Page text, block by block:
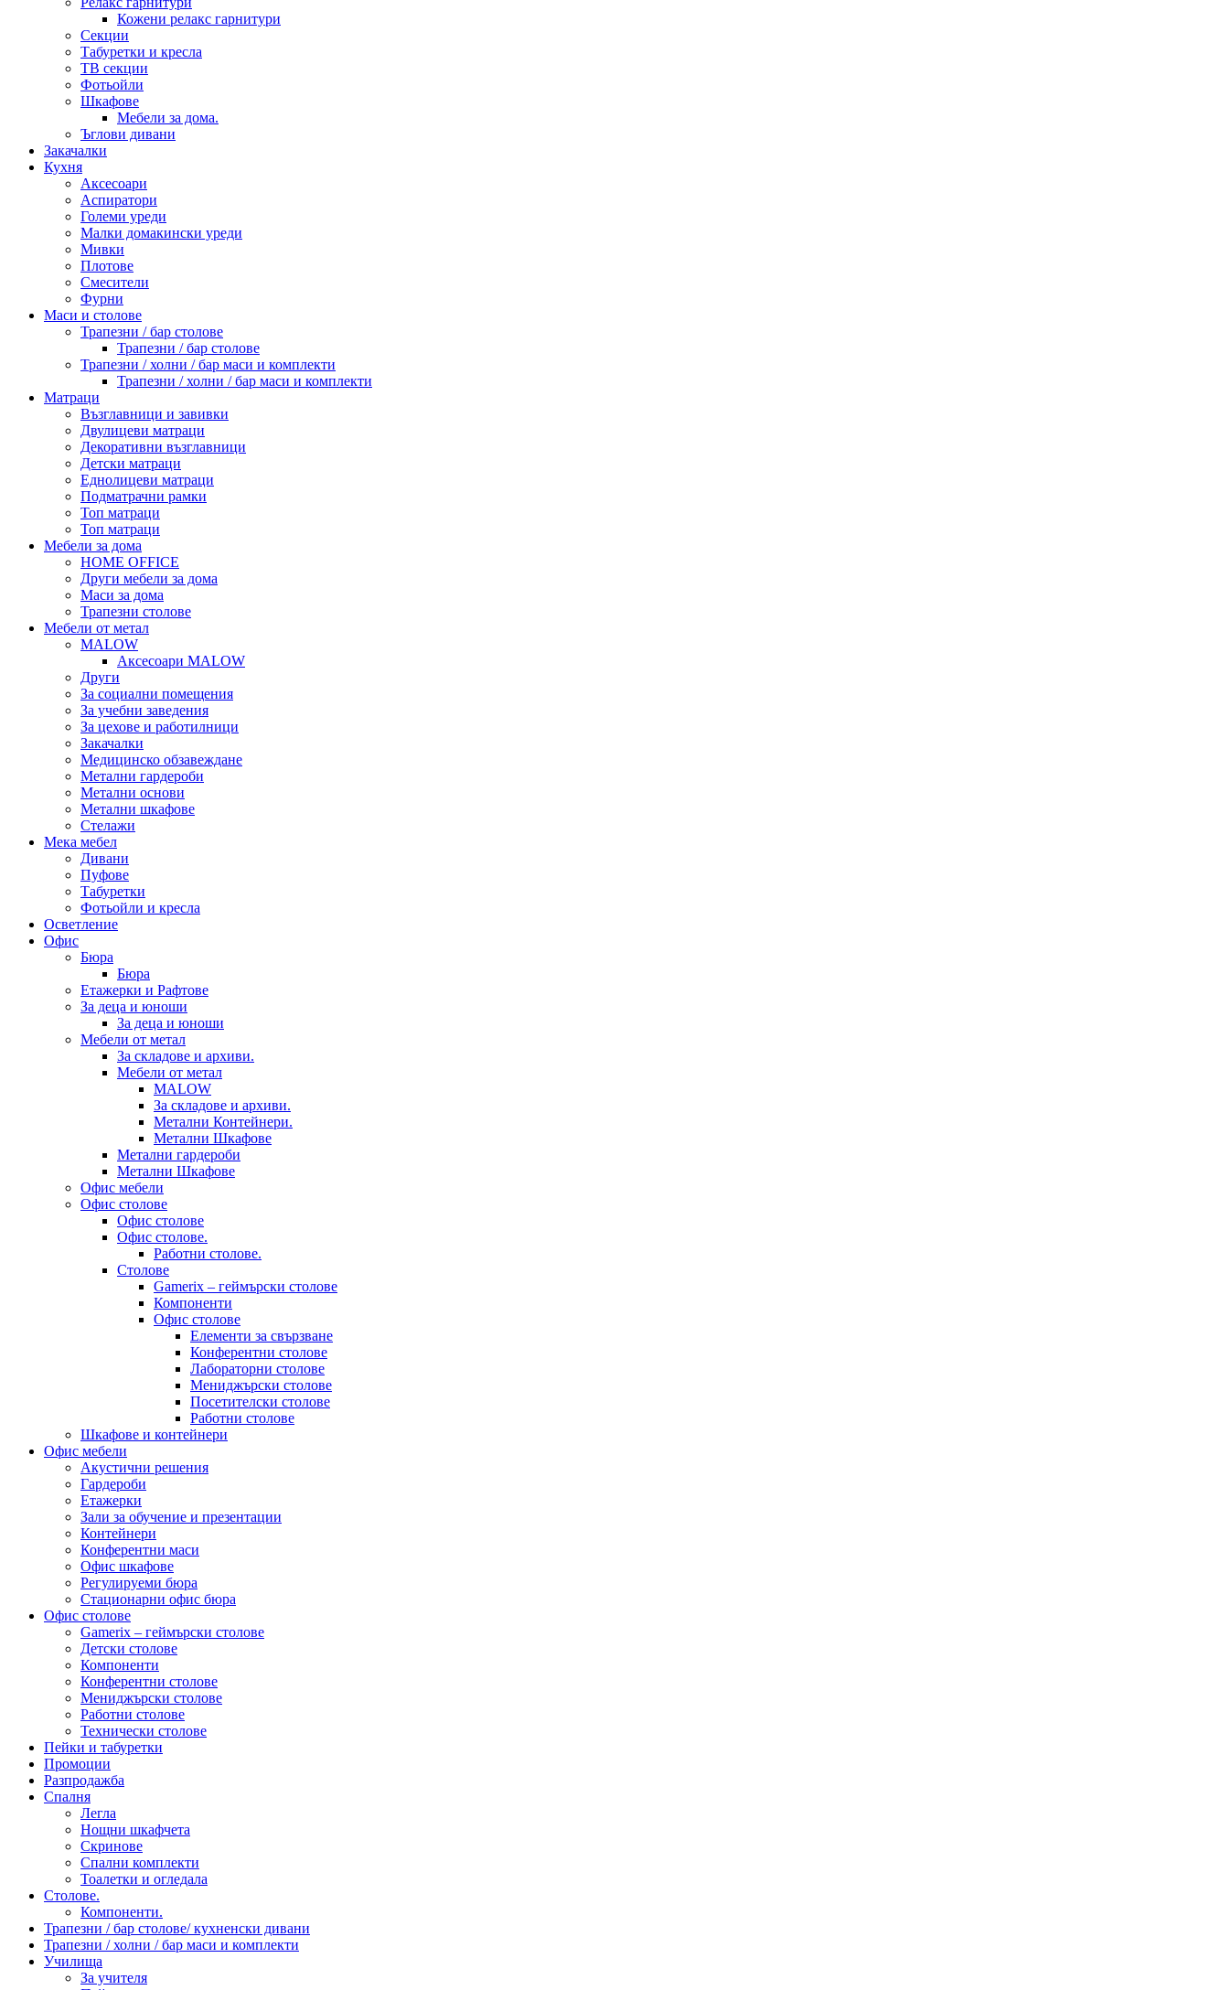
Кожени релакс гарнитури
Секции
Табуретки и кресла
ТВ секции
Фотьойли
Шкафове
Мебели за дома.
Ъглови дивани
Закачалки
Кухня
Аксесоари
Аспиратори
Големи уреди
Малки домакински уреди
Мивки
Плотове
Смесители
Фурни
Маси и столове
Трапезни / бар столове
Трапезни / бар столове
Трапезни / холни / бар маси и комплекти
Трапезни / холни / бар маси и комплекти
Матраци
Възглавници и завивки
Двулицеви матраци
Декоративни възглавници
Детски матраци
Еднолицеви матраци
Подматрачни рамки
Топ матраци
Топ матраци
Мебели за дома
HOME OFFICE
Други мебели за дома
Маси за дома
Трапезни столове
Мебели от метал
MALOW
Аксесоари MALOW
Други
За социални помещения
За учебни заведения
За цехове и работилници
Закачалки
Медицинско обзавеждане
Метални гардероби
Метални основи
Метални шкафове
Стелажи
Мека мебел
Дивани
Пуфове
Табуретки
Фотьойли и кресла
Осветление
Офис
Бюра
Бюра
Етажерки и Рафтове
За деца и юноши
За деца и юноши
Мебели от метал
За складове и архиви.
Мебели от метал
MALOW
За складове и архиви.
Метални Контейнери.
Метални Шкафове
Метални гардероби
Метални Шкафове
Офис мебели
Офис столове
Офис столове
Офис столове.
Работни столове.
Столове
Gamerix – геймърски столове
Компоненти
Офис столове
Елементи за свързване
Конферентни столове
Лабораторни столове
Мениджърски столове
Посетителски столове
Работни столове
Шкафове и контейнери
Офис мебели
Акустични решения
Гардероби
Етажерки
Зали за обучение и презентации
Контейнери
Конферентни маси
Офис шкафове
Регулируеми бюра
Стационарни офис бюра
Офис столове
Gamerix – геймърски столове
Детски столове
Компоненти
Конферентни столове
Мениджърски столове
Работни столове
Технически столове
Пейки и табуретки
Промоции
Разпродажба
Спалня
Легла
Нощни шкафчета
Скринове
Спални комплекти
Тоалетки и огледала
Столове.
Компоненти.
Трапезни / бар столове/ кухненски дивани
Трапезни / холни / бар маси и комплекти
Училища
За учителя